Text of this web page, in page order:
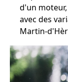
d'un
avec des
Martin-